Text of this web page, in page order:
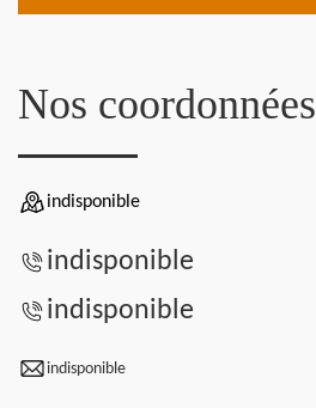
Nos coordonnées
indisponible
indisponible
indisponible
indisponible